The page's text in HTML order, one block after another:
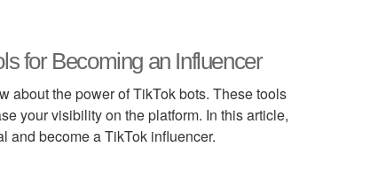
for Becoming an Influencer
about the power of TikTok bots. These tools
your visibility on the platform. In this article,
and become a TikTok influencer.